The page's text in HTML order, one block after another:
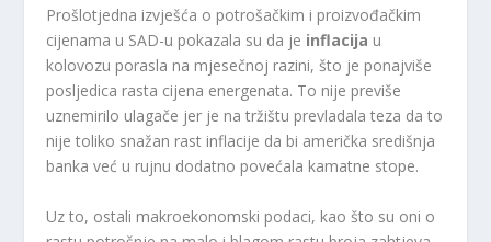
Prošlotjedna izvješća o potrošačkim i proizvođačkim
cijenama u SAD-u pokazala su da je inflacija u
kolovozu porasla na mjesečnoj razini, što je ponajviše
posljedica rasta cijena energenata. To nije previše
uznemirilo ulagače jer je na tržištu prevladala teza da to
nije toliko snažan rast inflacije da bi američka središnja
banka već u rujnu dodatno povećala kamatne stope.
Uz to, ostali makroekonomski podaci, kao što su oni o